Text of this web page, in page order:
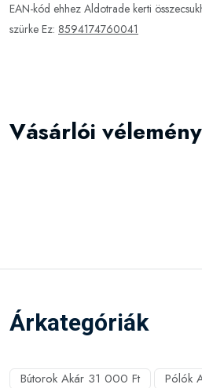
EAN-kód ehhez Aldotrade kerti
szürke Ez: 8594174760041
Vásárlói
Árkategóriák
Bútorok Akár 31 000 Ft
Pólók